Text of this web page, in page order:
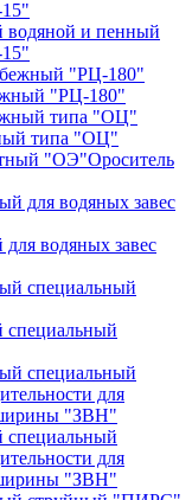
водяной и пенный
"РЦ-180"
типа "ОЦ"
Ороситель
водяных завес
специальный
специальный
для
ширины "ЗВН"